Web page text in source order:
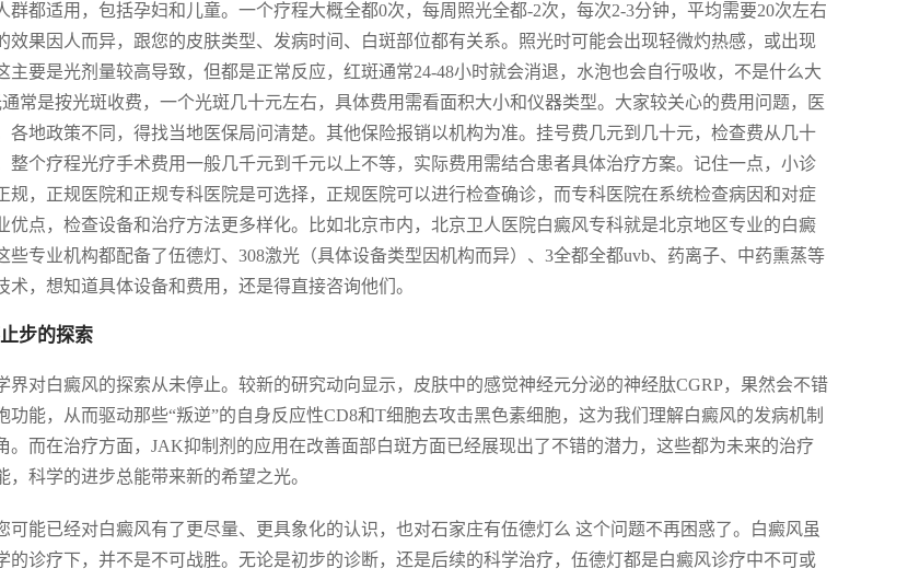
群都适用，包括孕妇和儿童。一个疗程大概全都0次，每周照光全都-2次，每次2-3分钟，平均需要20次左右
效果因人而异，跟您的皮肤类型、发病时间、白斑部位都有关系。照光时可能会出现轻微灼热感，或出现
主要是光剂量较高导致，但都是正常反应，红斑通常24-48小时就会消退，水泡也会自行吸收，不是什么大
通常是按光斑收费，一个光斑几十元左右，具体费用需看面积大小和仪器类型。大家较关心的费用问题，医
各地政策不同，得找当地医保局问清楚。其他保险报销以机构为准。挂号费几元到几十元，检查费从几十
整个疗程光疗手术费用一般几千元到千元以上不等，实际费用需结合患者具体治疗方案。记住一点，小诊
规，正规医院和正规专科医院是可选择，正规医院可以进行检查确诊，而专科医院在系统检查病因和对症
优点，检查设备和治疗方法更多样化。比如北京市内，北京卫人医院白癜风专科就是北京地区专业的白癜
些专业机构都配备了伍德灯、308激光（具体设备类型因机构而异）、3全都全都uvb、药离子、中药熏蒸等
术，想知道具体设备和费用，还是得直接咨询他们。
步的探索
界对白癜风的探索从未停止。较新的研究动向显示，皮肤中的感觉神经元分泌的神经肽CGRP，果然会不错
功能，从而驱动那些“叛逆”的自身反应性CD8和T细胞去攻击黑色素细胞，这为我们理解白癜风的发病机制
。而在治疗方面，JAK抑制剂的应用在改善面部白斑方面已经展现出了不错的潜力，这些都为未来的治疗
，科学的进步总能带来新的希望之光。
可能已经对白癜风有了更尽量、更具象化的认识，也对石家庄有伍德灯么 这个问题不再困惑了。白癜风虽
的诊疗下，并不是不可战胜。无论是初步的诊断，还是后续的科学治疗，伍德灯都是白癜风诊疗中不可或